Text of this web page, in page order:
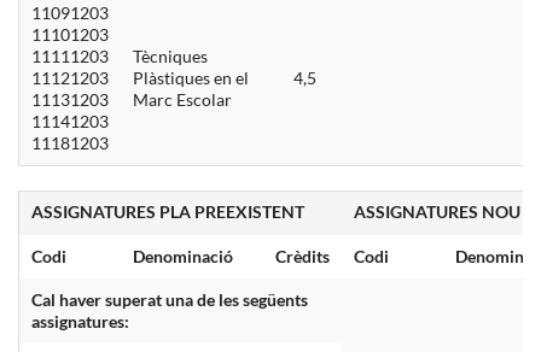
11091203
11101203
11111203
11121203
11131203
11141203
11181203
Tècniques
Plàstiques en el
Marc Escolar
4,5
ASSIGNATURES PLA PREEXISTENT ASSIGNATURES NOU
Codi Denominació Crèdits Codi
Cal haver superat una de les següents
assignatures: